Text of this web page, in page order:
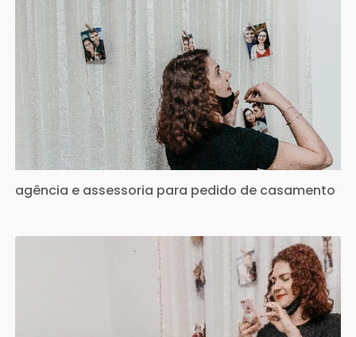
agência e assessoria para pedido de casamento